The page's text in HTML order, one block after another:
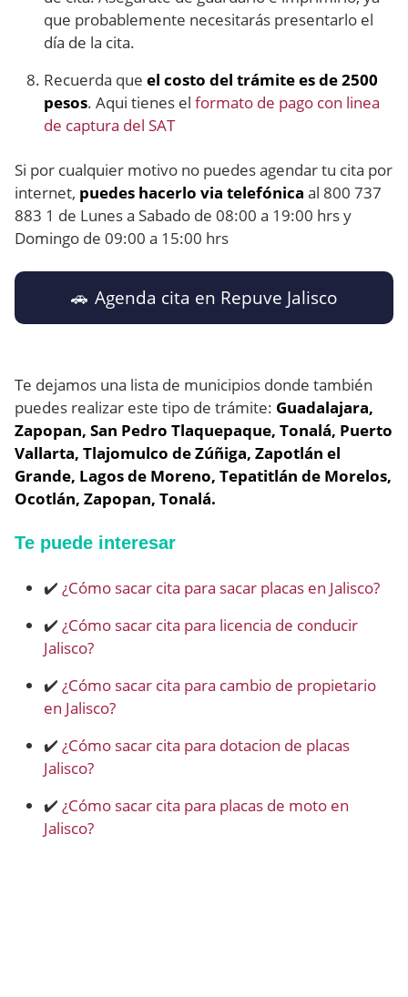
que probablemente necesitarás presentarlo el
día de la cita.
Recuerda que el costo del trámite es de 2500
pesos. Aqui tienes el formato de pago con linea
de captura del SAT
Si por cualquier motivo no puedes agendar tu cita por
internet, puedes hacerlo via telefónica al 800 737
883 1 de Lunes a Sabado de 08:00 a 19:00 hrs y
Domingo de 09:00 a 15:00 hrs
🚗 Agenda cita en Repuve Jalisco
Te dejamos una lista de municipios donde también
puedes realizar este tipo de trámite: Guadalajara,
Zapopan, San Pedro Tlaquepaque, Tonalá, Puerto
Vallarta, Tlajomulco de Zúñiga, Zapotlán el
Grande, Lagos de Moreno, Tepatitlán de Morelos,
Ocotlán, Zapopan, Tonalá.
Te puede interesar
✔️ ¿Cómo sacar cita para sacar placas en Jalisco?
✔️ ¿Cómo sacar cita para licencia de conducir
Jalisco?
✔️ ¿Cómo sacar cita para cambio de propietario
en Jalisco?
✔️ ¿Cómo sacar cita para dotacion de placas
Jalisco?
✔️ ¿Cómo sacar cita para placas de moto en
Jalisco?